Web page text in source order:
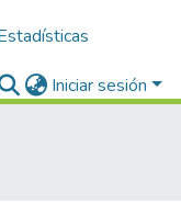
Iniciar sesión